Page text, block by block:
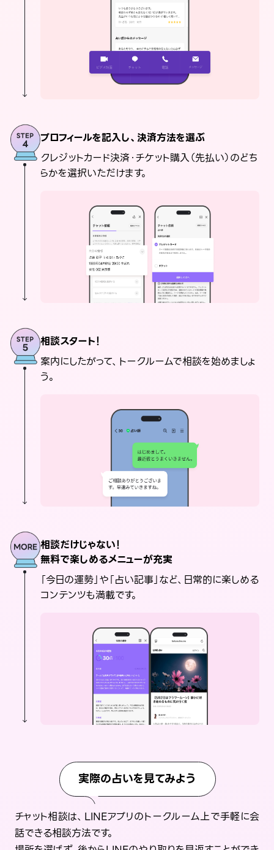
プロフィールを記入し、決済方法を選ぶ
クレジットカード決済・チケット購入（先払い）のどち
らかを選択いただけます。
相談スタート！
案内にしたがって、トークルームで相談を始めましょ
う。
相談だけじゃない！
無料で楽しめるメニューが充実
「今日の運勢」や「占い記事」など、日常的に楽しめる
コンテンツも満載です。
実際の占いを見てみよう
チャット相談は、LINEアプリのトークルーム上で手軽に会
話できる相談方法です。